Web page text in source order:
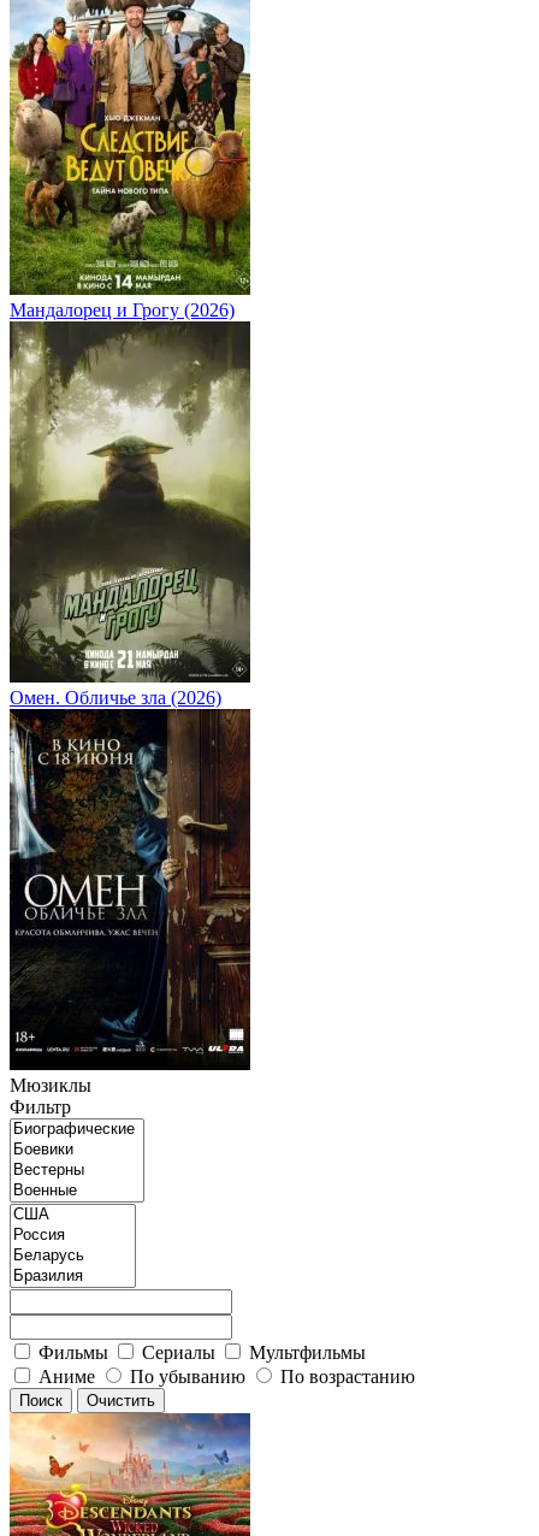
Мандалорец и Грогу (2026)
Омен. Обличье зла (2026)
Мюзиклы
Фильтр
Фильмы Сериалы
Мультфильмы
Аниме
По убыванию По возрастанию